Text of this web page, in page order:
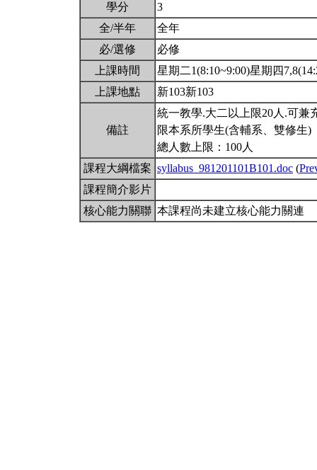
學分
3
全/半年
全年
必/選修
必修
上課時間
星期二1(8:10~9:00)星期四
上課地點
新103新103
備註
統一教學.大二以上限20人.可兼
限本系所學生(含輔系、雙修生)
總人數上限：100人
課程大綱檔案 syllabus_981201101B101.doc (
課程簡介影片
核心能力關聯 本課程尚未建立核心能力關連